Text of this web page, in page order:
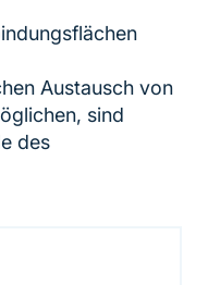
Austausch von
sind
des